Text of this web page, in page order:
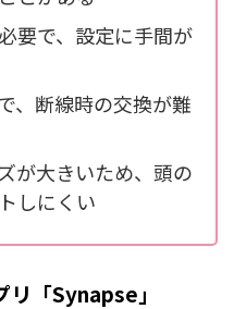
要で、設定に手間が
、断線時の交換が難
が大きいため、頭の
しにくい
「Synapse」